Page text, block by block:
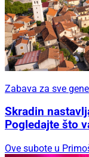
Zabava za sve
Skradin
Pogledajte što
Ove subote u